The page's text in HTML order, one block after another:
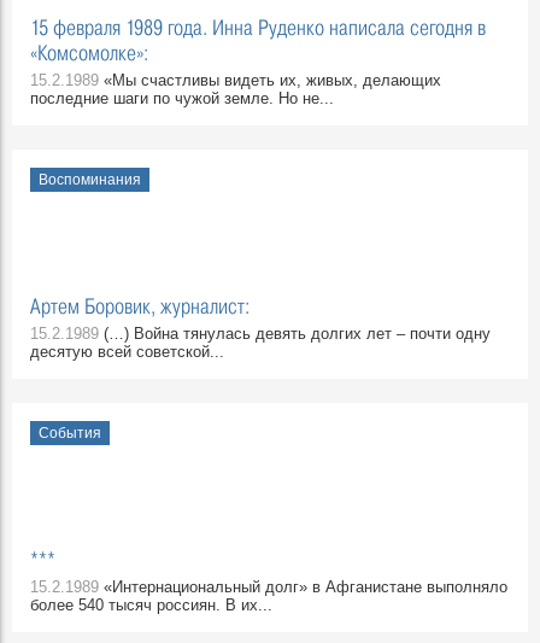
15 февраля 1989 года. Инна Руденко написала сегодня в
«Комсомолке»:
15.2.1989 «Мы счастливы видеть их, живых, делающих
последние шаги по чужой земле. Но не...
Воспоминания
Артем Боровик, журналист:
15.2.1989 (…) Война тянулась девять долгих лет – почти одну
десятую всей советской...
События
***
15.2.1989 «Интернациональный долг» в Афганистане выполняло
более 540 тысяч россиян. В их...